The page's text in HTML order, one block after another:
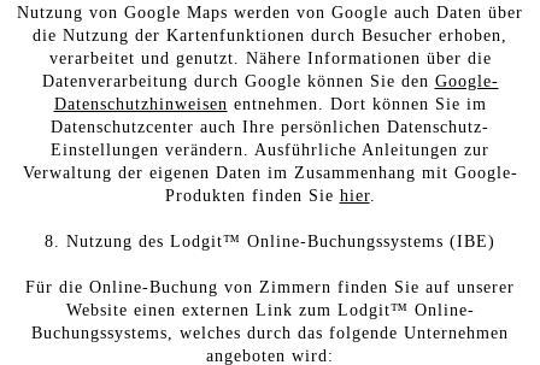
Nutzung von Google Maps werden von Google auch Daten über
die Nutzung der Kartenfunktionen durch Besucher erhoben,
verarbeitet und genutzt. Nähere Informationen über die
Datenverarbeitung durch Google können Sie den Google-
Datenschutzhinweisen entnehmen. Dort können Sie im
Datenschutzcenter auch Ihre persönlichen Datenschutz-
Einstellungen verändern. Ausführliche Anleitungen zur
Verwaltung der eigenen Daten im Zusammenhang mit Google-
Produkten finden Sie hier.
8. Nutzung des Lodgit™ Online-Buchungssystems (IBE)
Für die Online-Buchung von Zimmern finden Sie auf unserer
Website einen externen Link zum Lodgit™ Online-
Buchungssystems, welches durch das folgende Unternehmen
angeboten wird: